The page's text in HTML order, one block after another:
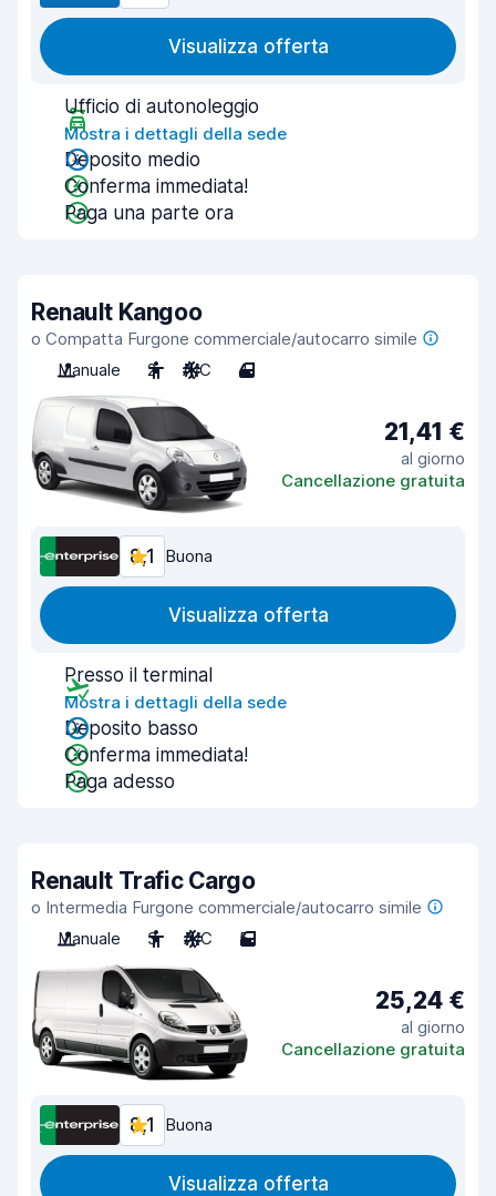
Visualizza offerta
Ufficio di autonoleggio
Mostra i dettagli della sede
Deposito medio
Conferma immediata!
Paga una parte ora
Renault Kangoo
o Compatta Furgone commerciale/autocarro simile
Manuale
2 A/C 4
21,41 €
al giorno
Cancellazione gratuita
8,1 Buona
Visualizza offerta
Presso il terminal
Mostra i dettagli della sede
Deposito basso
Conferma immediata!
Paga adesso
Renault Trafic Cargo
o Intermedia Furgone commerciale/autocarro simile
Manuale
3 A/C 5
25,24 €
al giorno
Cancellazione gratuita
8,1 Buona
Visualizza offerta